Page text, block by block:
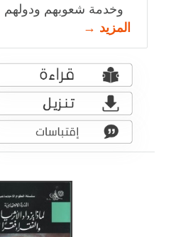
وخدمة شعوبهم ودولهم
المزيد →